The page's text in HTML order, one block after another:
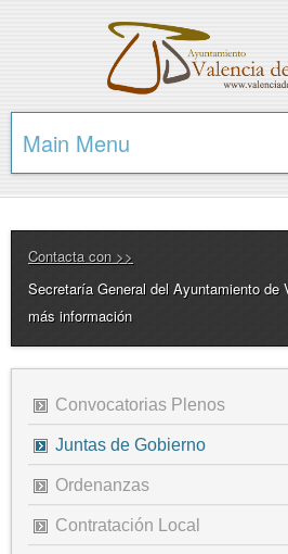
Main Menu
Contacta con >>
Secretaría General del Ayuntamiento de
más información
Convocatorias Plenos
Juntas de Gobierno
Ordenanzas
Contratación Local